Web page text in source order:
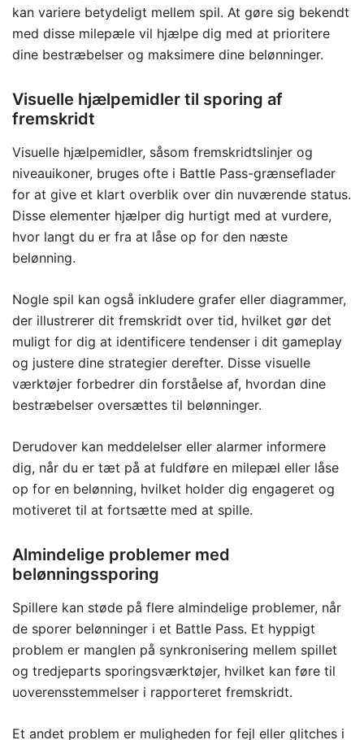
kan variere betydeligt mellem spil. At gøre sig bekendt
med disse milepæle vil hjælpe dig med at prioritere
dine bestræbelser og maksimere dine belønninger.
Visuelle hjælpemidler til sporing af
fremskridt
Visuelle hjælpemidler, såsom fremskridtslinjer og
niveauikoner, bruges ofte i Battle Pass-grænseflader
for at give et klart overblik over din nuværende status.
Disse elementer hjælper dig hurtigt med at vurdere,
hvor langt du er fra at låse op for den næste
belønning.
Nogle spil kan også inkludere grafer eller diagrammer,
der illustrerer dit fremskridt over tid, hvilket gør det
muligt for dig at identificere tendenser i dit gameplay
og justere dine strategier derefter. Disse visuelle
værktøjer forbedrer din forståelse af, hvordan dine
bestræbelser oversættes til belønninger.
Derudover kan meddelelser eller alarmer informere
dig, når du er tæt på at fuldføre en milepæl eller låse
op for en belønning, hvilket holder dig engageret og
motiveret til at fortsætte med at spille.
Almindelige problemer med
belønningssporing
Spillere kan støde på flere almindelige problemer, når
de sporer belønninger i et Battle Pass. Et hyppigt
problem er manglen på synkronisering mellem spillet
og tredjeparts sporingsværktøjer, hvilket kan føre til
uoverensstemmelser i rapporteret fremskridt.
Et andet problem er muligheden for fejl eller glitches i